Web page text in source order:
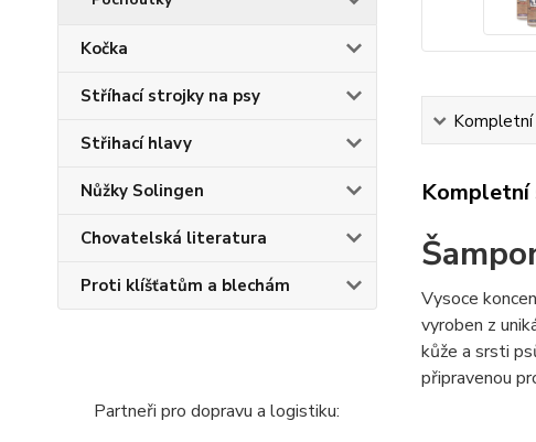
Kočka
Stříhací strojky na psy
Střihací hlavy
Nůžky Solingen
Chovatelská literatura
Proti klíšťatům a blechám
Partneři pro dopravu a logistiku:
Kompletní
Kompletní
Vysoce
vyroben z
kůže a srsti
připravenou